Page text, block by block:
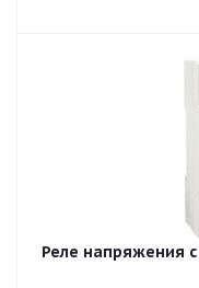
Реле напряжения с